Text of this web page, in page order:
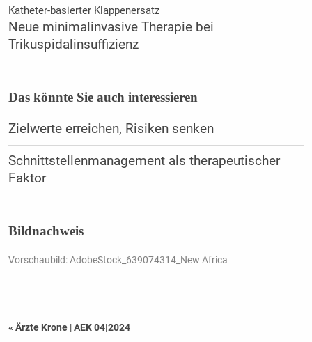
Katheter-basierter Klappenersatz
Neue minimalinvasive Therapie bei
Trikuspidalinsuffizienz
Das könnte Sie auch interessieren
Zielwerte erreichen, Risiken senken
Schnittstellenmanagement als therapeutischer
Faktor
Bildnachweis
Vorschaubild: AdobeStock_639074314_New Africa
« Ärzte Krone |AEK 04|2024